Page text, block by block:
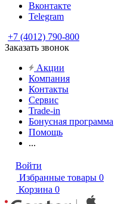
Вконтакте
Telegram
+7 (4012) 790-800
Заказать звонок
Акции
Компания
Контакты
Сервис
Trade-in
Бонусная программа
Помощь
...
Войти
Избранные товары 0
Корзина 0